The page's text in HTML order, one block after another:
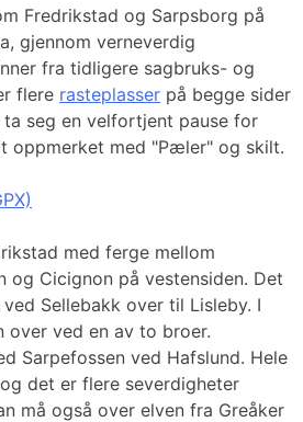
Fredrikstad og Sarpsborg på
gjennom verneverdig
fra tidligere sagbruks- og
flere rasteplasser på begge sider
seg en velfortjent pause for
oppmerket med "Pæler" og skilt.
med ferge mellom
og Cicignon på vestensiden. Det
Sellebakk over til Lisleby. I
over ved en av to broer.
Sarpefossen ved Hafslund. Hele
det er flere severdigheter
må også over elven fra Greåker